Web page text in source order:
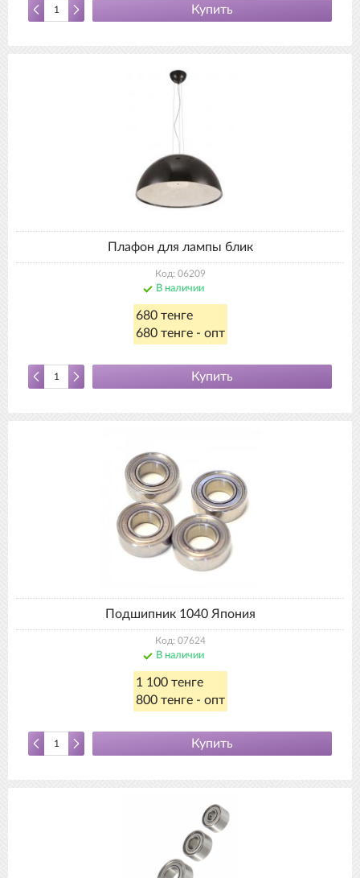
Купить
Плафон для лампы блик
Код: 06209
В наличии
680 тенге
680 тенге - опт
Купить
Подшипник 1040 Япония
Код: 07624
В наличии
1 100 тенге
800 тенге - опт
Купить